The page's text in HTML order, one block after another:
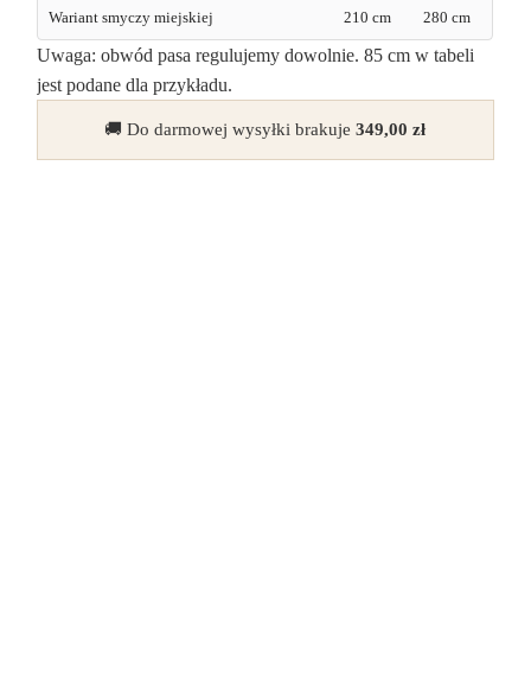
Wariant smyczy miejskiej 210 cm 280 cm
Uwaga: obwód pasa regulujemy dowolnie. 85 cm w tabeli
jest podane dla przykładu.
🚚 Do darmowej wysyłki brakuje349,00zł